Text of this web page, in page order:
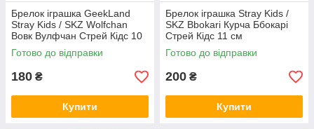
Брелок іграшка GeekLand
Stray Kids / SKZ Wolfchan
Вовк Вулфчан Стрей Кідс 10
см G SKZ04
Готово до відправки
180 ₴
Купити
Брелок іграшка Stray Kids /
SKZ Bbokari Курча Ббокарі
Стрей Кідс 11 см
Готово до відправки
200 ₴
Купити